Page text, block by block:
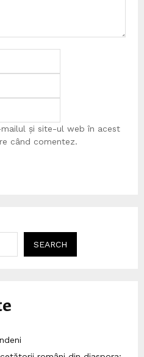
și site-ul web în acest
când comentez.
SEARCH